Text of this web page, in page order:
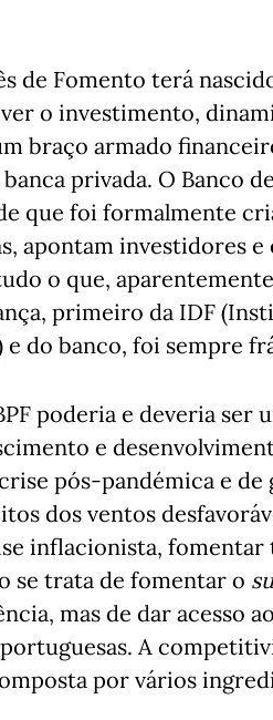
de Fomento terá
o investimento,
braço armado
privada. O Banco
que foi formalmente
apontam investidores
o que,
primeiro da IDF
e do banco, foi sempre
poderia e deveria ser
e
pós-pandémica e de
dos ventos
inflacionista,
se trata de fomentar o
mas de dar acesso
A
por vários